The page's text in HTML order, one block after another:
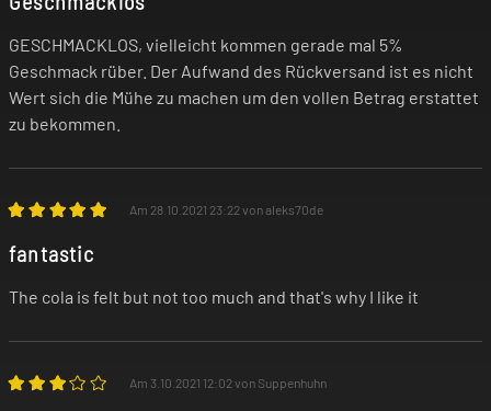
Luftnot und Hustenanfälle auslösen.
Verwende das Produkt nicht, wenn eines
dieser Symptome bei dir auftritt!
Falls du allergisch auf einen der Inhaltsstoffe
reagierst, darfst du das Produkt nicht
Nutzung deinen Arzt.
Nikotin-Konsum abgewöhnen willst,
GESCHMACKLOS, vielleicht kommen gerade mal 5%
Geschmack rüber. Der Aufwand des Rückversand ist es nicht
Wert sich die Mühe zu machen um den vollen Betrag erstattet
zu bekommen.
Am 28.10.2021 23:22 von aleks70de
fantastic
The cola is felt but not too much and that's why I like it
Am 3.10.2021 12:02 von Suppenhuhn